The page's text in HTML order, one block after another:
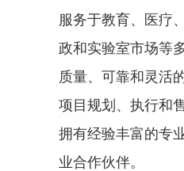
服务于教育、医疗
政和实验室市场等
质量、可靠和灵活
项目规划、执行和
拥有经验丰富的专
业合作伙伴。